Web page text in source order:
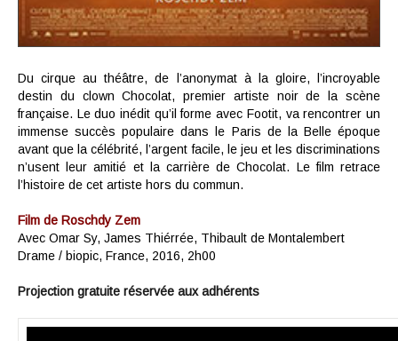
Du cirque au théâtre, de l’anonymat à la gloire, l’incroyable
destin du clown Chocolat, premier artiste noir de la scène
française. Le duo inédit qu’il forme avec Footit, va rencontrer un
immense succès populaire dans le Paris de la Belle époque
avant que la célébrité, l’argent facile, le jeu et les discriminations
n’usent leur amitié et la carrière de Chocolat. Le film retrace
l’histoire de cet artiste hors du commun.
Film de Roschdy Zem
Avec Omar Sy, James Thiérrée, Thibault de Montalembert
Drame / biopic, France, 2016, 2h00
Projection gratuite réservée aux adhérents